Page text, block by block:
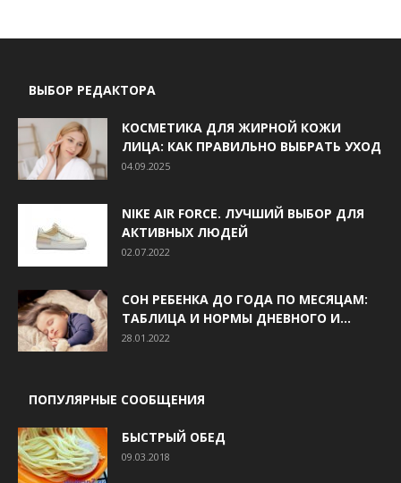
ВЫБОР РЕДАКТОРА
КОСМЕТИКА ДЛЯ ЖИРНОЙ КОЖИ
ЛИЦА: КАК ПРАВИЛЬНО ВЫБРАТЬ УХОД
04.09.2025
NIKE AIR FORCE. ЛУЧШИЙ ВЫБОР ДЛЯ
АКТИВНЫХ ЛЮДЕЙ
02.07.2022
СОН РЕБЕНКА ДО ГОДА ПО МЕСЯЦАМ:
ТАБЛИЦА И НОРМЫ ДНЕВНОГО И...
28.01.2022
ПОПУЛЯРНЫЕ СООБЩЕНИЯ
БЫСТРЫЙ ОБЕД
09.03.2018